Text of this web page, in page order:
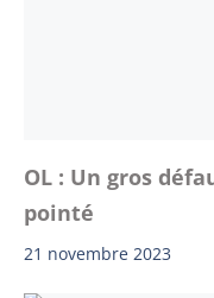
OL : Un gros
pointé
21 novembre 2023